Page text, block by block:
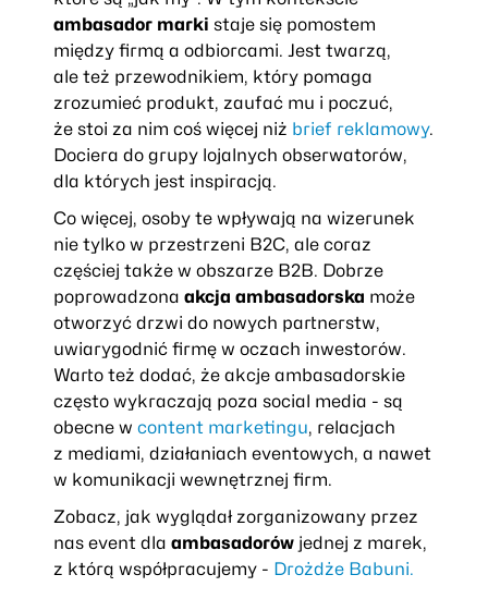
ambasador marki staje się pomostem
między firmą a odbiorcami. Jest twarzą,
ale też przewodnikiem, który pomaga
zrozumieć produkt, zaufać mu i poczuć,
że stoi za nim coś więcej niż brief reklamowy.
Dociera do grupy lojalnych obserwatorów,
dla których jest inspiracją.
Co więcej, osoby te wpływają na wizerunek
nie tylko w przestrzeni B2C, ale coraz
częściej także w obszarze B2B. Dobrze
poprowadzona akcja ambasadorska może
otworzyć drzwi do nowych partnerstw,
uwiarygodnić firmę w oczach inwestorów.
Warto też dodać, że akcje ambasadorskie
często wykraczają poza social media - są
obecne w content marketingu, relacjach
z mediami, działaniach eventowych, a nawet
w komunikacji wewnętrznej firm.
Zobacz, jak wyglądał zorganizowany przez
nas event dla ambasadorówjednej z marek,
z którą współpracujemy - Drożdże Babuni.